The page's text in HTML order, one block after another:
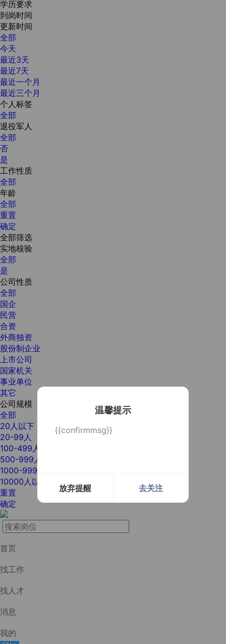
温馨提示
{{confirmmsg}}
放弃提醒 去关注
学历要求
到岗时间
更新时间
全部
今天
最近3天
最近7天
最近一个月
最近三个月
个人标签
全部
退役军人
全部
否
是
工作性质
全部
年龄
全部
重置
确定
全部筛选
实地核验
全部
是
公司性质
全部
国企
民营
合资
外商独资
股份制企业
上市公司
国家机关
事业单位
其它
公司规模
全部
20人以下
20-99人
100-499人
500-999人
1000-9999人
10000人以上
重置
确定
首页
找工作
找人才
消息
我的